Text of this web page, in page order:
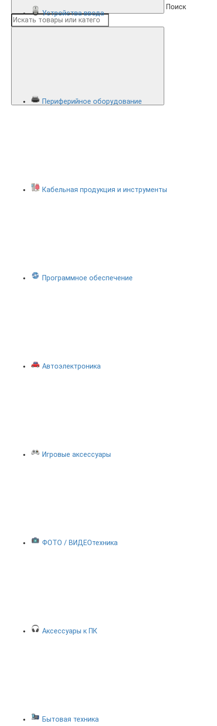
Поиск
Устройства ввода
Периферийное оборудование
Кабельная продукция и инструменты
Программное обеспечение
Автоэлектроника
Игровые аксессуары
ФОТО / ВИДЕОтехника
Аксессуары к ПК
Бытовая техника